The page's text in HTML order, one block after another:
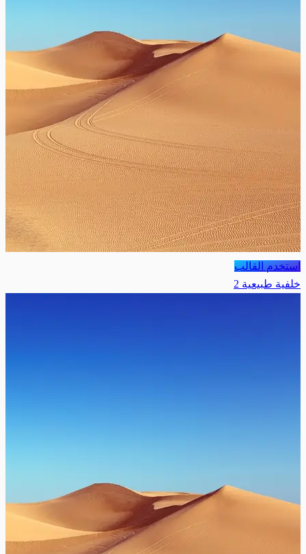
استخدم القالب
خلفية طبيعية 2